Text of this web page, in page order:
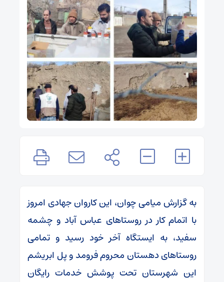
به گزارش میامی چوان، این کاروان جهادی امروز
با اتمام کار در روستا‌های عباس آباد و چشمه
سفید، به ایستگاه آخر خود رسید و تمامی
روستا‌های دهستان محروم فرومد و پل ابریشم
این شهرستان تحت پوشش خدمات رایگان